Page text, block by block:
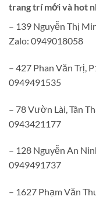
trang trí mới và hot
– 139 Nguyễn Thị
Zalo: 0949018058
– 427 Phan Văn Trị,
0949491535
– 78 Vườn Lài, Tân
0943421177
– 128 Nguyễn An
0949491737
– 1627 Phạm Văn